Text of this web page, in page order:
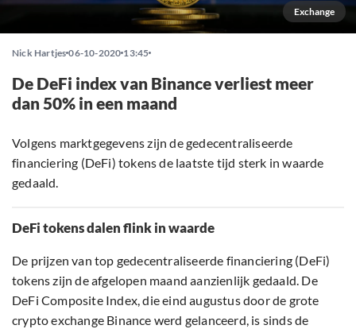
Exchange
Nick Hartjes 06-10-2020 13:45
De DeFi index van Binance verliest meer
dan 50% in een maand
Volgens marktgegevens zijn de gedecentraliseerde
financiering (DeFi) tokens de laatste tijd sterk in waarde
gedaald.
DeFi tokens dalen flink in waarde
De prijzen van top gedecentraliseerde financiering (DeFi)
tokens zijn de afgelopen maand aanzienlijk gedaald. De
DeFi Composite Index, die eind augustus door de grote
crypto exchange Binance werd gelanceerd, is sinds de